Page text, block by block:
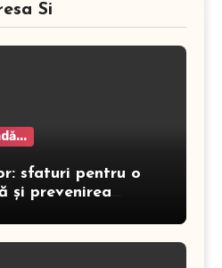
Si
sfaturi pentru o
și prevenirea